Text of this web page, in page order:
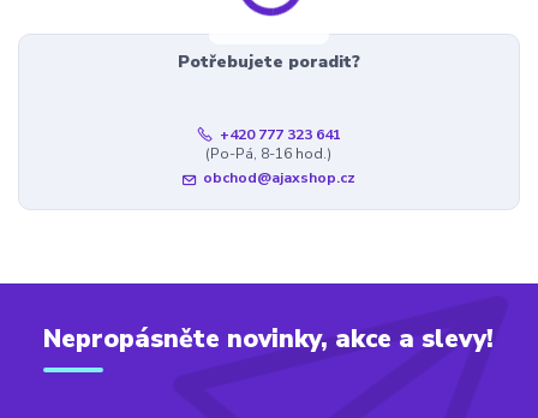
Potřebujete poradit?
+420 777 323 641
(Po-Pá, 8-16 hod.)
obchod@ajaxshop.cz
Nepropásněte novinky, akce a slevy!